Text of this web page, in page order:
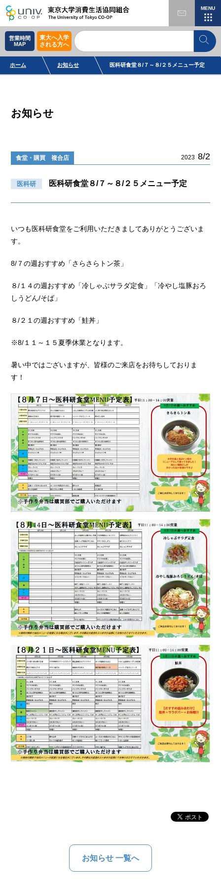
MENU
営業時間
MAP
東大へ入学
される方へ
ホーム お知らせ 医科研食堂８/７～８/２５メニュー予定
お知らせ
食堂・購買 複合店 2023 8/2
医科研 医科研食堂８/７～８/２５メニュー予定
いつも医科研食堂をご利用いただきましてありがとうございま
す。
8/７の週おすすめ「さらさらトン茶」
８/１４の週おすすめ「冷しゃぶサラダ定食」「冷やし塩豚おろ
しうどん/そば」
８/２１の週おすすめ「鮭丼」
※8/１１～１５夏季休業となります。
暑い中ではございますが、皆様のご来店をお待ちしておりま
す！
お知らせ 一覧へ